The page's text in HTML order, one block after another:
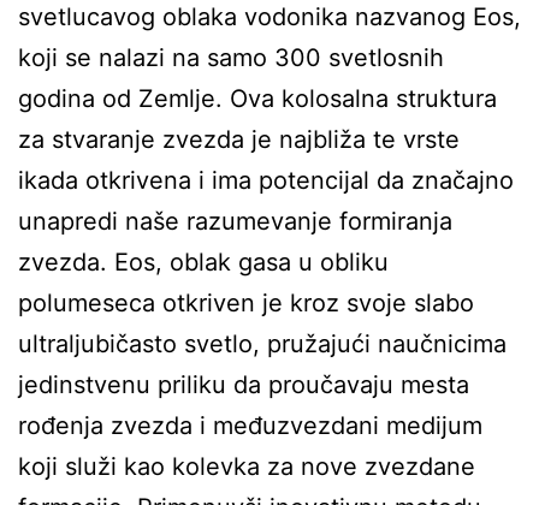
svetlucavog oblaka vodonika nazvanog Eos,
koji se nalazi na samo 300 svetlosnih
godina od Zemlje. Ova kolosalna struktura
za stvaranje zvezda je najbliža te vrste
ikada otkrivena i ima potencijal da značajno
unapredi naše razumevanje formiranja
zvezda. Eos, oblak gasa u obliku
polumeseca otkriven je kroz svoje slabo
ultraljubičasto svetlo, pružajući naučnicima
jedinstvenu priliku da proučavaju mesta
rođenja zvezda i međuzvezdani medijum
koji služi kao kolevka za nove zvezdane